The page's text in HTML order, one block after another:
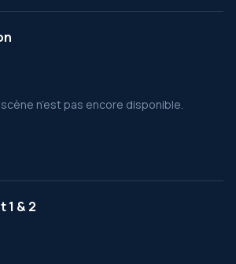
n’est pas encore disponible.
1 & 2